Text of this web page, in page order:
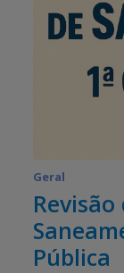
Geral
Pública